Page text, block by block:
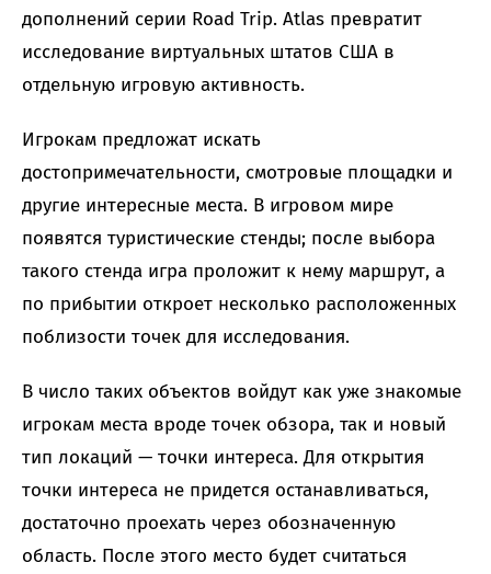
дополнений серии Road Trip. Atlas превратит
исследование виртуальных штатов США в
отдельную игровую активность.
Игрокам предложат искать
достопримечательности, смотровые площадки и
другие интересные места. В игровом мире
появятся туристические стенды; после выбора
такого стенда игра проложит к нему маршрут, а
по прибытии откроет несколько расположенных
поблизости точек для исследования.
В число таких объектов войдут как уже знакомые
игрокам места вроде точек обзора, так и новый
тип локаций — точки интереса. Для открытия
точки интереса не придется останавливаться,
достаточно проехать через обозначенную
область. После этого место будет считаться